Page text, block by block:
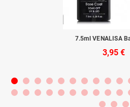
7.5ml VENALISA
3,95 €